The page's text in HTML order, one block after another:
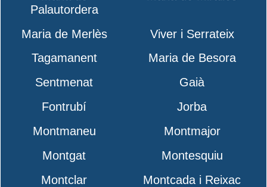
Palautordera
Maria de Merlès
Viver i Serrateix
Tagamanent
Maria de Besora
Sentmenat
Gaià
Fontrubí
Jorba
Montmaneu
Montmajor
Montgat
Montesquiu
Montclar
Montcada i Reixac